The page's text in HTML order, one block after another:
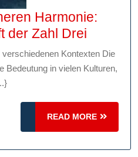
Harmonie:
der Zahl Drei
Wege
zur
die
Kraft
verschiedenen Kontexten Die
Bedeutung in vielen Kulturen,
READ MORE
READ
MORE